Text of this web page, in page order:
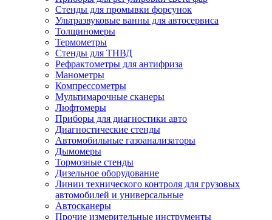
Стенды для промывки форсунок
Ультразвуковые ванны для автосервиса
Толщиномеры
Термометры
Стенды для ТНВД
Рефрактометры для антифриза
Манометры
Компрессометры
Мультимарочные сканеры
Люфтомеры
Приборы для диагностики авто
Диагностические стенды
Автомобильные газоанализаторы
Дымомеры
Тормозные стенды
Дизельное оборудование
Линии технического контроля для грузовых
автомобилей и универсальные
Автосканеры
Прочие измерительные инструменты